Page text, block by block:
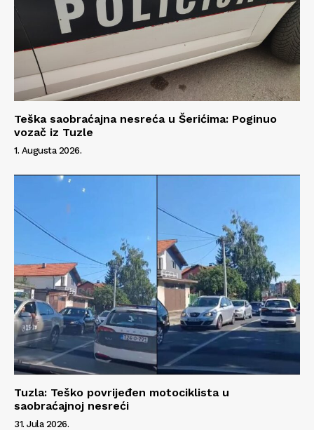
Teška saobraćajna nesreća u Šerićima: Poginuo
vozač iz Tuzle
1. Augusta 2026.
Tuzla: Teško povrijeđen motociklista u
saobraćajnoj nesreći
31. Jula 2026.